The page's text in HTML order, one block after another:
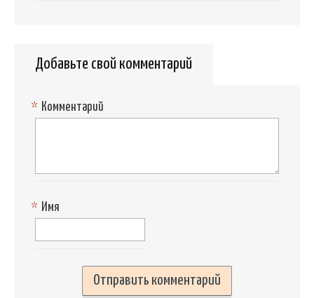
Добавьте свой комментарий
Комментарий
*
Имя
*